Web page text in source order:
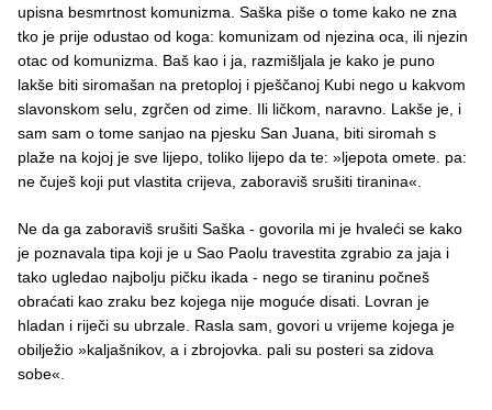
upisna besmrtnost komunizma. Saška piše o tome kako ne zna
tko je prije odustao od koga: komunizam od njezina oca, ili njezin
otac od komunizma. Baš kao i ja, razmišljala je kako je puno
lakše biti siromašan na pretoploj i pješčanoj Kubi nego u kakvom
slavonskom selu, zgrčen od zime. Ili ličkom, naravno. Lakše je, i
sam sam o tome sanjao na pjesku San Juana, biti siromah s
plaže na kojoj je sve lijepo, toliko lijepo da te: »ljepota omete. pa:
ne čuješ koji put vlastita crijeva, zaboraviš srušiti tiranina«.
Ne da ga zaboraviš srušiti Saška - govorila mi je hvaleći se kako
je poznavala tipa koji je u Sao Paolu travestita zgrabio za jaja i
tako ugledao najbolju pičku ikada - nego se tiraninu počneš
obraćati kao zraku bez kojega nije moguće disati. Lovran je
hladan i riječi su ubrzale. Rasla sam, govori u vrijeme kojega je
obilježio »kaljašnikov, a i zbrojovka. pali su posteri sa zidova
sobe«.